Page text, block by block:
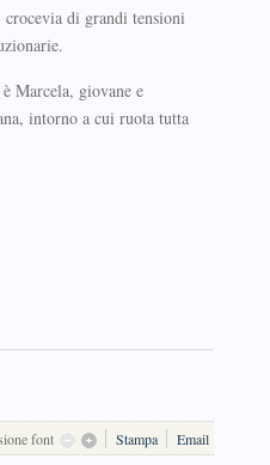
di grandi tensioni
Marcela, giovane e
intorno a cui ruota tutta
font Stampa Email